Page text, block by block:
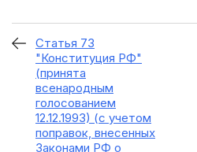
Статья 73
"Конституция РФ"
(принята
всенародным
голосованием
12.12.1993) (с учетом
поправок, внесенных
Законами РФ о